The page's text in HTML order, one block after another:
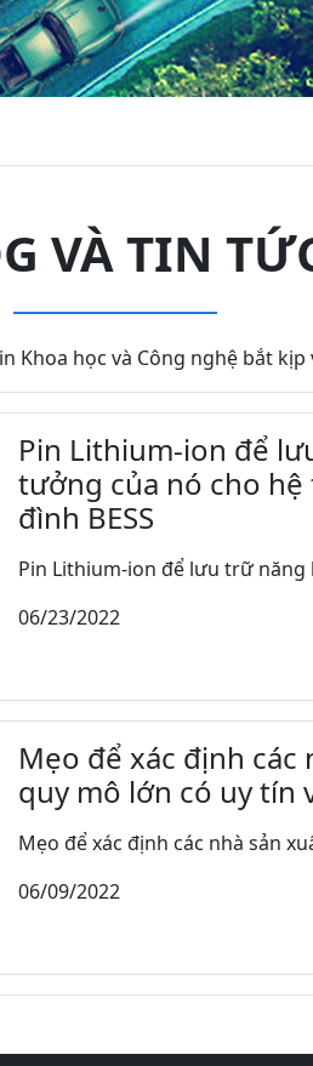
VÀ TIN
Khoa học và Công nghệ bắt kịp
Pin Lithium-ion để
tưởng của nó cho
đình BESS
Pin Lithium-ion để lưu trữ
06/23/2022
Mẹo để xác định
quy mô lớn có uy tín
Mẹo để xác định các nhà sản
06/09/2022